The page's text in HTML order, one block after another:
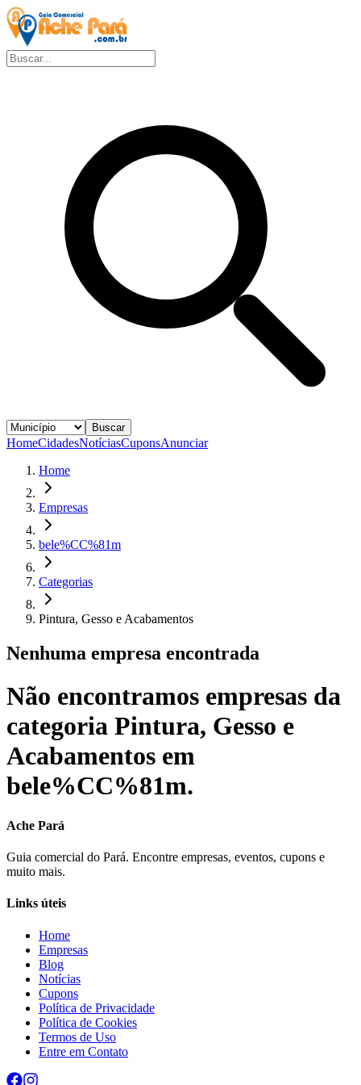
Buscar
HomeCidadesNotíciasCuponsAnunciar
Home
Empresas
bele%CC%81m
Categorias
Pintura, Gesso e Acabamentos
Nenhuma empresa encontrada
Não encontramos empresas da
categoria Pintura, Gesso e
Acabamentos em
bele%CC%81m.
Ache Pará
Guia comercial do Pará. Encontre empresas, eventos, cupons e
muito mais.
Links úteis
Home
Empresas
Blog
Notícias
Cupons
Política de Privacidade
Política de Cookies
Termos de Uso
Entre em Contato